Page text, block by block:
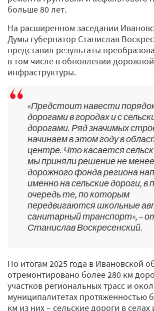
больше 80 лет.
На расширенном заседании
Думы губернатор Станислав
представил результаты
в том числе в обновлении дорожной
инфраструктуры.
«Предстоит навести
дорогами в городах и с
дорогами. Ряд значимых
начинаем в этом году в
центре. Что касается
мы приняли решение не
дорожного фонда региона
именно на сельские дороги, в
очередь те, по которым
передвигаются школьные
санитарный транспорт», –
Станислав Воскресенский.
По итогам 2025 года в Ивановской
отремонтировано более 280 км
участков региональных трасс и
муниципалитетах протяженностью
км из них – сельские дороги в селах